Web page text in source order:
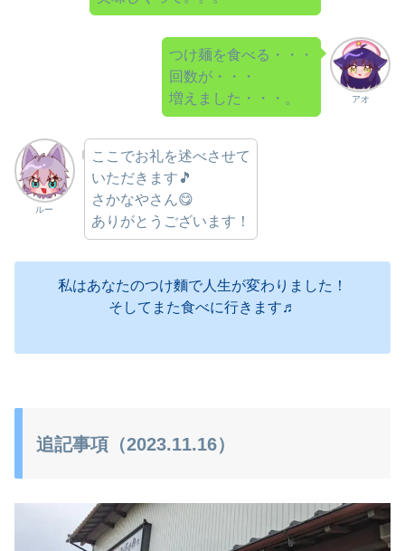
アオ
つけ麺を食べる・・・
回数が・・・
増えました・・・。
ルー
ここでお礼を述べさせて
いただきます🎵
さかなやさん😋
ありがとうございます！
私はあなたのつけ麵で人生が変わりました！
そしてまた食べに行きます♬
追記事項（2023.11.16）